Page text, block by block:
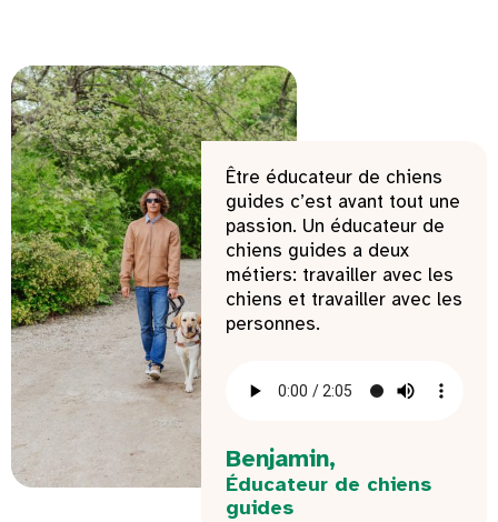
Être éducateur de chiens
guides c’est avant tout une
passion. Un éducateur de
chiens guides a deux
métiers: travailler avec les
chiens et travailler avec les
personnes.
Benjamin,
Éducateur de chiens
guides